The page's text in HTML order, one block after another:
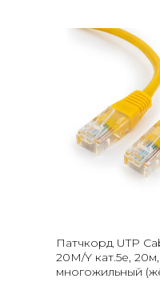
Патчкорд UTP
20M/Y кат.5e,
многожильный